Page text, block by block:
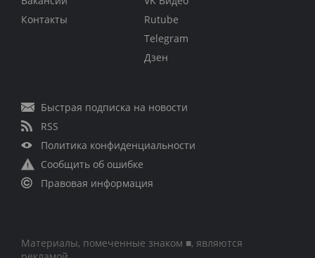
Контакты
Rutube
Telegram
Дзен
Быстрая подписка на новости
RSS
Политика конфиденциальности
Сообщить об ошибке
Правовая информация
Материалы, помеченные знаком ■, являются